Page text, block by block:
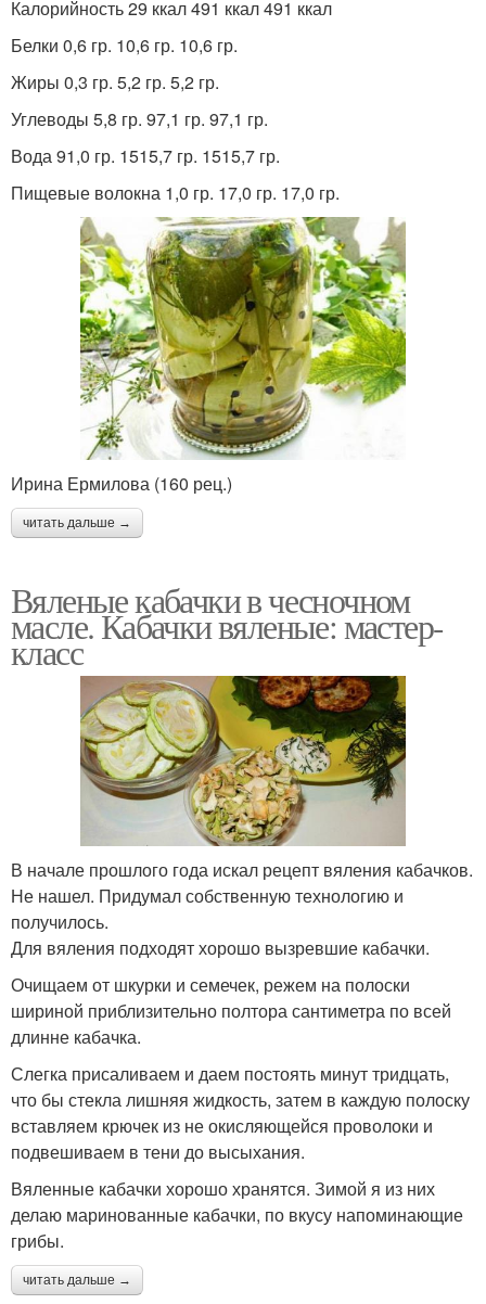
Калорийность 29 ккал 491 ккал 491 ккал
Белки 0,6 гр. 10,6 гр. 10,6 гр.
Жиры 0,3 гр. 5,2 гр. 5,2 гр.
Углеводы 5,8 гр. 97,1 гр. 97,1 гр.
Вода 91,0 гр. 1515,7 гр. 1515,7 гр.
Пищевые волокна 1,0 гр. 17,0 гр. 17,0 гр.
Ирина Ермилова (160 рец.)
читать дальше →
Вяленые кабачки в чесночном
масле. Кабачки вяленые: мастер-
класс
В начале прошлого года искал рецепт вяления кабачков.
Не нашел. Придумал собственную технологию и
получилось.
Для вяления подходят хорошо вызревшие кабачки.
Очищаем от шкурки и семечек, режем на полоски
шириной приблизительно полтора сантиметра по всей
длинне кабачка.
Слегка присаливаем и даем постоять минут тридцать,
что бы стекла лишняя жидкость, затем в каждую полоску
вставляем крючек из не окисляющейся проволоки и
подвешиваем в тени до высыхания.
Вяленные кабачки хорошо хранятся. Зимой я из них
делаю маринованные кабачки, по вкусу напоминающие
грибы.
читать дальше →